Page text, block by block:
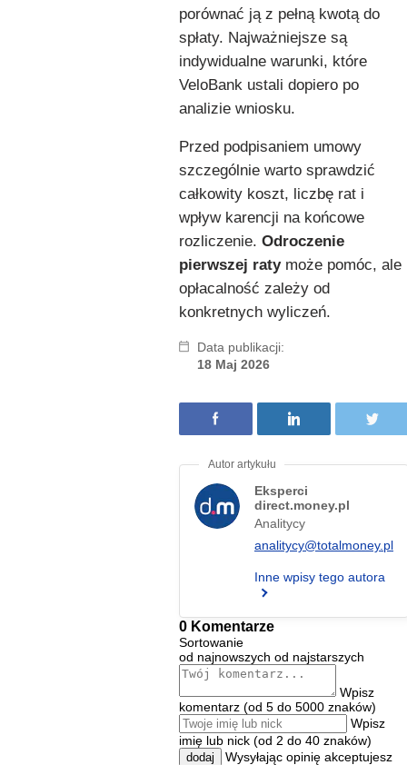
porównać ją z pełną kwotą do
spłaty. Najważniejsze są
indywidualne warunki, które
VeloBank ustali dopiero po
analizie wniosku.
Przed podpisaniem umowy
szczególnie warto sprawdzić
całkowity koszt, liczbę rat i
wpływ karencji na końcowe
rozliczenie. Odroczenie
pierwszej ratymoże pomóc, ale
opłacalność zależy od
konkretnych wyliczeń.
Data publikacji:
18 Maj 2026
Eksperci
direct.money.pl
Analitycy
analitycy@totalmoney.pl
Inne wpisy tego autora
0 Komentarze
Sortowanie
od najnowszych od najstarszych
Wpisz
komentarz (od 5 do 5000 znaków)
Wpisz
imię lub nick (od 2 do 40 znaków)
dodaj
Wysyłając opinię akceptujesz